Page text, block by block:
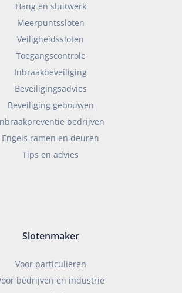
Hang en sluitwerk
Meerpuntssloten
Veiligheidssloten
Toegangscontrole
Inbraakbeveiliging
Beveiligingsadvies
Beveiliging gebouwen
bedrijven
Engels ramen en deuren
Tips en advies
Slotenmaker
Voor particulieren
bedrijven en industrie